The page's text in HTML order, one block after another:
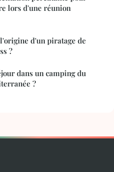
lors d'une réunion
d'un piratage de
?
dans un camping du
?